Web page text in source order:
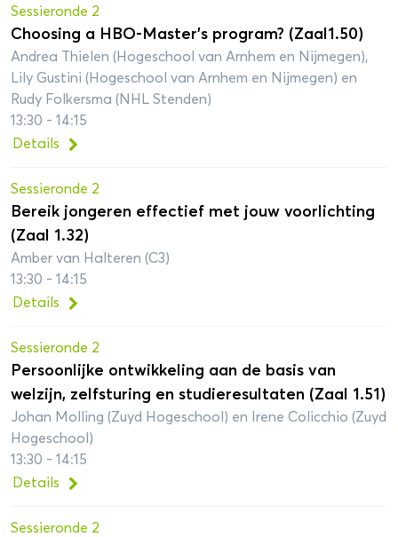
Sessieronde 2
Choosing a HBO-Master’s program? (Zaal1.50)
Andrea Thielen (Hogeschool van Arnhem en Nijmegen),
Lily Gustini (Hogeschool van Arnhem en Nijmegen) en
Rudy Folkersma (NHL Stenden)
13:30 - 14:15
Details
Sessieronde 2
Bereik jongeren effectief met jouw voorlichting
(Zaal 1.32)
Amber van Halteren (C3)
13:30 - 14:15
Details
Sessieronde 2
Persoonlijke ontwikkeling aan de basis van
welzijn, zelfsturing en studieresultaten (Zaal 1.51)
Johan Molling (Zuyd Hogeschool) en Irene Colicchio (Zuyd
Hogeschool)
13:30 - 14:15
Details
Sessieronde 2